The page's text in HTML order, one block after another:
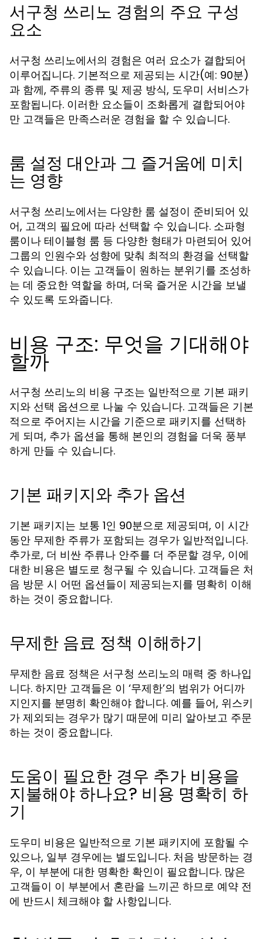
서구청 쓰리노 경험의 주요 구성
요소
서구청 쓰리노에서의 경험은 여러 요소가 결합되어
이루어집니다. 기본적으로 제공되는 시간(예: 90분)
과 함께, 주류의 종류 및 제공 방식, 도우미 서비스가
포함됩니다. 이러한 요소들이 조화롭게 결합되어야
만 고객들은 만족스러운 경험을 할 수 있습니다.
룸 설정 대안과 그 즐거움에 미치
는 영향
서구청 쓰리노에서는 다양한 룸 설정이 준비되어 있
어, 고객의 필요에 따라 선택할 수 있습니다. 소파형
룸이나 테이블형 룸 등 다양한 형태가 마련되어 있어
그룹의 인원수와 성향에 맞춰 최적의 환경을 선택할
수 있습니다. 이는 고객들이 원하는 분위기를 조성하
는 데 중요한 역할을 하며, 더욱 즐거운 시간을 보낼
수 있도록 도와줍니다.
비용 구조: 무엇을 기대해야
할까
서구청 쓰리노의 비용 구조는 일반적으로 기본 패키
지와 선택 옵션으로 나눌 수 있습니다. 고객들은 기본
적으로 주어지는 시간을 기준으로 패키지를 선택하
게 되며, 추가 옵션을 통해 본인의 경험을 더욱 풍부
하게 만들 수 있습니다.
기본 패키지와 추가 옵션
기본 패키지는 보통 1인 90분으로 제공되며, 이 시간
동안 무제한 주류가 포함되는 경우가 일반적입니다.
추가로, 더 비싼 주류나 안주를 더 주문할 경우, 이에
대한 비용은 별도로 청구될 수 있습니다. 고객들은 처
음 방문 시 어떤 옵션들이 제공되는지를 명확히 이해
하는 것이 중요합니다.
무제한 음료 정책 이해하기
무제한 음료 정책은 서구청 쓰리노의 매력 중 하나입
니다. 하지만 고객들은 이 ‘무제한’의 범위가 어디까
지인지를 분명히 확인해야 합니다. 예를 들어, 위스키
가 제외되는 경우가 많기 때문에 미리 알아보고 주문
하는 것이 중요합니다.
도움이 필요한 경우 추가 비용을
지불해야 하나요? 비용 명확히 하
기
도우미 비용은 일반적으로 기본 패키지에 포함될 수
있으나, 일부 경우에는 별도입니다. 처음 방문하는 경
우, 이 부분에 대한 명확한 확인이 필요합니다. 많은
고객들이 이 부분에서 혼란을 느끼곤 하므로 예약 전
에 반드시 체크해야 할 사항입니다.